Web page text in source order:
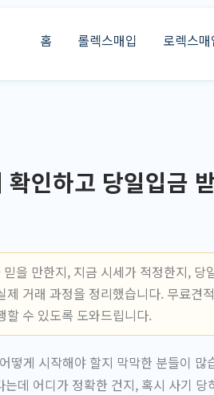
홈 롤렉스매입 로렉스매
인하고 당일입금
을 만한지, 지금 시세가 적정한지, 당
거래 과정을 정리했습니다. 무료견
할 수 있도록 도와드립니다.
떻게 시작해야 할지 막막한 분들이 많
데 어디가 정확한 건지, 혹시 사기 당